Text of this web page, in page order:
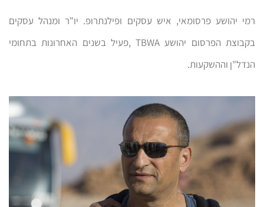
רמי יהושע פרסומאי, איש עסקים ופילנתרופ. יו"ר ומנהל עסקים
בקבוצת הפרסום יהושע TBWA ,פעיל בשנים האחרונות בתחומי
הנדל"ן וההשקעות.